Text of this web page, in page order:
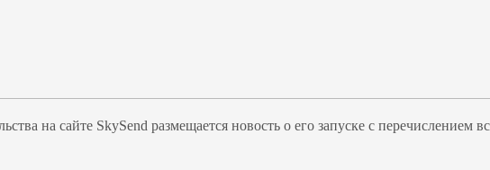
на сайте SkySend размещается новость о его запуске с